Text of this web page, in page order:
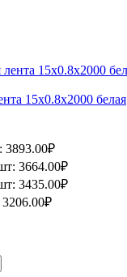
15x0.8x2000 белая
3893.00₽
3664.00₽
3435.00₽
3206.00₽